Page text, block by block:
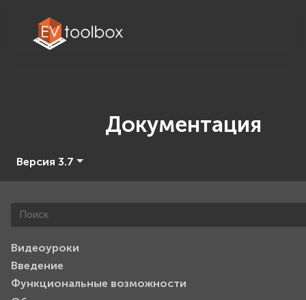
Документация
Версия 3.7
Видеоуроки
Введение
Функциональные возможности